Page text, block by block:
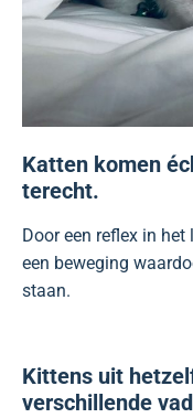
Katten komen
terecht.
Door een reflex in
een beweging
staan.
Kittens uit
verschillende